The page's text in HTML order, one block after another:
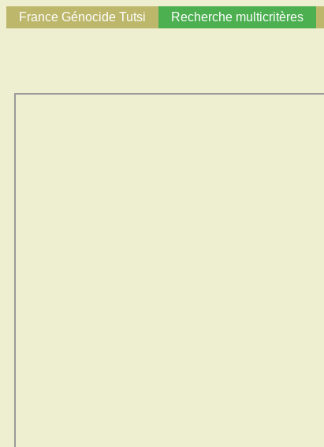
France Génocide Tutsi Recherche multicritères